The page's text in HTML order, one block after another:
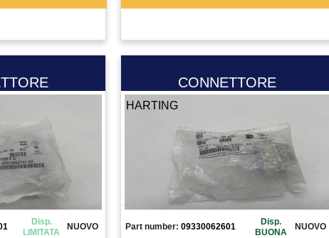
Disp.
LIMITATA
NUOVO
CONNETTORE
HARTING
Part number: 09330062601
Disp.
BUONA
NUOVO